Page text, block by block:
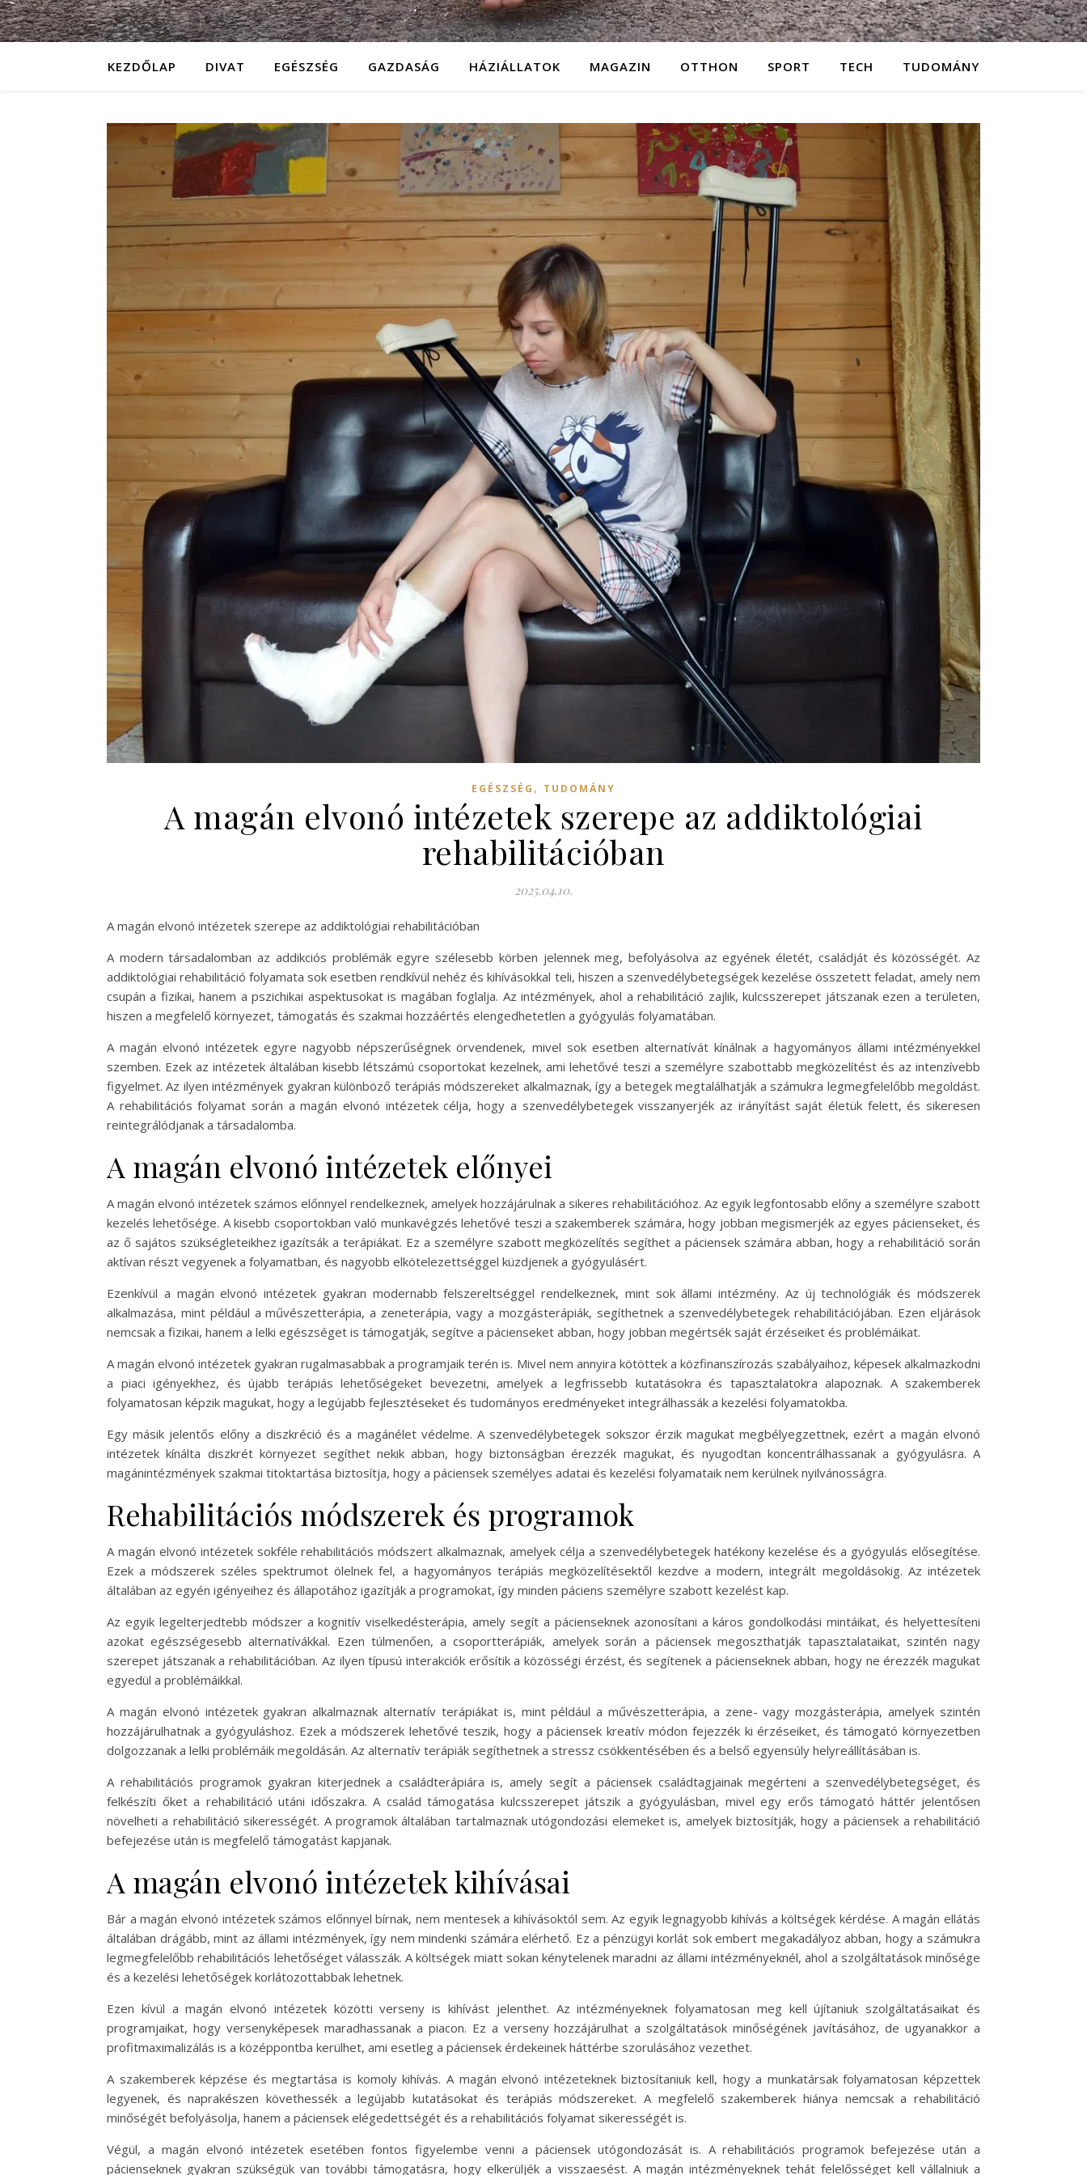
KEZDŐLAP DIVAT EGÉSZSÉG GAZDASÁG HÁZIÁLLATOK MAGAZIN OTTHON SPORT TECH TUDOMÁNY
EGÉSZSÉG , TUDOMÁNY
A magán elvonó intézetek szerepe az addiktológiai
rehabilitációban
2025.04.10.
A magán elvonó intézetek szerepe az addiktológiai rehabilitációban
A modern társadalomban az addikciós problémák egyre szélesebb körben jelennek meg, befolyásolva az egyének életét, családját és közösségét. Az
addiktológiai rehabilitáció folyamata sok esetben rendkívül nehéz és kihívásokkal teli, hiszen a szenvedélybetegségek kezelése összetett feladat, amely nem
csupán a fizikai, hanem a pszichikai aspektusokat is magában foglalja. Az intézmények, ahol a rehabilitáció zajlik, kulcsszerepet játszanak ezen a területen,
hiszen a megfelelő környezet, támogatás és szakmai hozzáértés elengedhetetlen a gyógyulás folyamatában.
A magán elvonó intézetek egyre nagyobb népszerűségnek örvendenek, mivel sok esetben alternatívát kínálnak a hagyományos állami intézményekkel
szemben. Ezek az intézetek általában kisebb létszámú csoportokat kezelnek, ami lehetővé teszi a személyre szabottabb megközelítést és az intenzívebb
figyelmet. Az ilyen intézmények gyakran különböző terápiás módszereket alkalmaznak, így a betegek megtalálhatják a számukra legmegfelelőbb megoldást.
A rehabilitációs folyamat során a magán elvonó intézetek célja, hogy a szenvedélybetegek visszanyerjék az irányítást saját életük felett, és sikeresen
reintegrálódjanak a társadalomba.
A magán elvonó intézetek előnyei
A magán elvonó intézetek számos előnnyel rendelkeznek, amelyek hozzájárulnak a sikeres rehabilitációhoz. Az egyik legfontosabb előny a személyre szabott
kezelés lehetősége. A kisebb csoportokban való munkavégzés lehetővé teszi a szakemberek számára, hogy jobban megismerjék az egyes pácienseket, és
az ő sajátos szükségleteikhez igazítsák a terápiákat. Ez a személyre szabott megközelítés segíthet a páciensek számára abban, hogy a rehabilitáció során
aktívan részt vegyenek a folyamatban, és nagyobb elkötelezettséggel küzdjenek a gyógyulásért.
Ezenkívül a magán elvonó intézetek gyakran modernabb felszereltséggel rendelkeznek, mint sok állami intézmény. Az új technológiák és módszerek
alkalmazása, mint például a művészetterápia, a zeneterápia, vagy a mozgásterápiák, segíthetnek a szenvedélybetegek rehabilitációjában. Ezen eljárások
nemcsak a fizikai, hanem a lelki egészséget is támogatják, segítve a pácienseket abban, hogy jobban megértsék saját érzéseiket és problémáikat.
A magán elvonó intézetek gyakran rugalmasabbak a programjaik terén is. Mivel nem annyira kötöttek a közfinanszírozás szabályaihoz, képesek alkalmazkodni
a piaci igényekhez, és újabb terápiás lehetőségeket bevezetni, amelyek a legfrissebb kutatásokra és tapasztalatokra alapoznak. A szakemberek
folyamatosan képzik magukat, hogy a legújabb fejlesztéseket és tudományos eredményeket integrálhassák a kezelési folyamatokba.
Egy másik jelentős előny a diszkréció és a magánélet védelme. A szenvedélybetegek sokszor érzik magukat megbélyegzettnek, ezért a magán elvonó
intézetek kínálta diszkrét környezet segíthet nekik abban, hogy biztonságban érezzék magukat, és nyugodtan koncentrálhassanak a gyógyulásra. A
magánintézmények szakmai titoktartása biztosítja, hogy a páciensek személyes adatai és kezelési folyamataik nem kerülnek nyilvánosságra.
Rehabilitációs módszerek és programok
A magán elvonó intézetek sokféle rehabilitációs módszert alkalmaznak, amelyek célja a szenvedélybetegek hatékony kezelése és a gyógyulás elősegítése.
Ezek a módszerek széles spektrumot ölelnek fel, a hagyományos terápiás megközelítésektől kezdve a modern, integrált megoldásokig. Az intézetek
általában az egyén igényeihez és állapotához igazítják a programokat, így minden páciens személyre szabott kezelést kap.
Az egyik legelterjedtebb módszer a kognitív viselkedésterápia, amely segít a pácienseknek azonosítani a káros gondolkodási mintáikat, és helyettesíteni
azokat egészségesebb alternatívákkal. Ezen túlmenően, a csoportterápiák, amelyek során a páciensek megoszthatják tapasztalataikat, szintén nagy
szerepet játszanak a rehabilitációban. Az ilyen típusú interakciók erősítik a közösségi érzést, és segítenek a pácienseknek abban, hogy ne érezzék magukat
egyedül a problémáikkal.
A magán elvonó intézetek gyakran alkalmaznak alternatív terápiákat is, mint például a művészetterápia, a zene- vagy mozgásterápia, amelyek szintén
hozzájárulhatnak a gyógyuláshoz. Ezek a módszerek lehetővé teszik, hogy a páciensek kreatív módon fejezzék ki érzéseiket, és támogató környezetben
dolgozzanak a lelki problémáik megoldásán. Az alternatív terápiák segíthetnek a stressz csökkentésében és a belső egyensúly helyreállításában is.
A rehabilitációs programok gyakran kiterjednek a családterápiára is, amely segít a páciensek családtagjainak megérteni a szenvedélybetegséget, és
felkészíti őket a rehabilitáció utáni időszakra. A család támogatása kulcsszerepet játszik a gyógyulásban, mivel egy erős támogató háttér jelentősen
növelheti a rehabilitáció sikerességét. A programok általában tartalmaznak utógondozási elemeket is, amelyek biztosítják, hogy a páciensek a rehabilitáció
befejezése után is megfelelő támogatást kapjanak.
A magán elvonó intézetek kihívásai
Bár a magán elvonó intézetek számos előnnyel bírnak, nem mentesek a kihívásoktól sem. Az egyik legnagyobb kihívás a költségek kérdése. A magán ellátás
általában drágább, mint az állami intézmények, így nem mindenki számára elérhető. Ez a pénzügyi korlát sok embert megakadályoz abban, hogy a számukra
legmegfelelőbb rehabilitációs lehetőséget válasszák. A költségek miatt sokan kénytelenek maradni az állami intézményeknél, ahol a szolgáltatások minősége
és a kezelési lehetőségek korlátozottabbak lehetnek.
Ezen kívül a magán elvonó intézetek közötti verseny is kihívást jelenthet. Az intézményeknek folyamatosan meg kell újítaniuk szolgáltatásaikat és
programjaikat, hogy versenyképesek maradhassanak a piacon. Ez a verseny hozzájárulhat a szolgáltatások minőségének javításához, de ugyanakkor a
profitmaximalizálás is a középpontba kerülhet, ami esetleg a páciensek érdekeinek háttérbe szorulásához vezethet.
A szakemberek képzése és megtartása is komoly kihívás. A magán elvonó intézeteknek biztosítaniuk kell, hogy a munkatársak folyamatosan képzettek
legyenek, és naprakészen követhessék a legújabb kutatásokat és terápiás módszereket. A megfelelő szakemberek hiánya nemcsak a rehabilitáció
minőségét befolyásolja, hanem a páciensek elégedettségét és a rehabilitációs folyamat sikerességét is.
Végül, a magán elvonó intézetek esetében fontos figyelembe venni a páciensek utógondozását is. A rehabilitációs programok befejezése után a
pácienseknek gyakran szükségük van további támogatásra, hogy elkerüljék a visszaesést. A magán intézményeknek tehát felelősséget kell vállalniuk a